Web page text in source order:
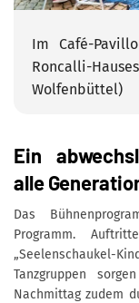
Im Café-
Roncalli-
Wolfenbüttel)
Ein
alle
Das
Programm.
„Seelenschaukel-
Tanzgruppen
Nachmittag zudem